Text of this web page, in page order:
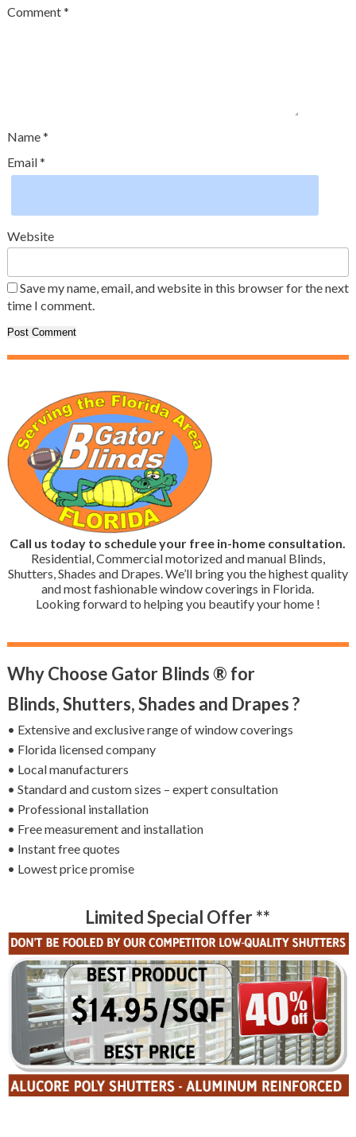
Comment*
Name*
Email*
Website
Save my name, email, and website in this browser for the next
time I comment.
Call us today to schedule your free in-home consultation.
Residential, Commercial motorized and manual Blinds,
Shutters, Shades and Drapes. We’ll bring you the highest quality
and most fashionable window coverings in Florida.
Looking forward to helping you beautify your home !
Why Choose Gator Blinds ® for
Blinds, Shutters, Shades and Drapes ?
• Extensive and exclusive range of window coverings
• Florida licensed company
• Local manufacturers
• Standard and custom sizes – expert consultation
• Professional installation
• Free measurement and installation
• Instant free quotes
• Lowest price promise
Limited Special Offer **